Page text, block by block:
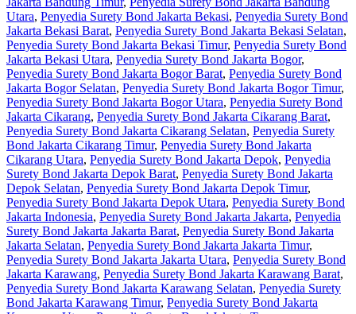
Utara, Penyedia Surety Bond Jakarta Bekasi, Penyedia Surety Bond
Jakarta Bekasi Barat, Penyedia Surety Bond Jakarta Bekasi Selatan,
Penyedia Surety Bond Jakarta Bekasi Timur, Penyedia Surety Bond
Jakarta Bekasi Utara, Penyedia Surety Bond Jakarta Bogor,
Penyedia Surety Bond Jakarta Bogor Barat, Penyedia Surety Bond
Jakarta Bogor Selatan, Penyedia Surety Bond Jakarta Bogor Timur,
Penyedia Surety Bond Jakarta Bogor Utara, Penyedia Surety Bond
Jakarta Cikarang, Penyedia Surety Bond Jakarta Cikarang Barat,
Penyedia Surety Bond Jakarta Cikarang Selatan, Penyedia Surety
Bond Jakarta Cikarang Timur, Penyedia Surety Bond Jakarta
Cikarang Utara, Penyedia Surety Bond Jakarta Depok, Penyedia
Surety Bond Jakarta Depok Barat, Penyedia Surety Bond Jakarta
Depok Selatan, Penyedia Surety Bond Jakarta Depok Timur,
Penyedia Surety Bond Jakarta Depok Utara, Penyedia Surety Bond
Jakarta Indonesia, Penyedia Surety Bond Jakarta Jakarta, Penyedia
Surety Bond Jakarta Jakarta Barat, Penyedia Surety Bond Jakarta
Jakarta Selatan, Penyedia Surety Bond Jakarta Jakarta Timur,
Penyedia Surety Bond Jakarta Jakarta Utara, Penyedia Surety Bond
Jakarta Karawang, Penyedia Surety Bond Jakarta Karawang Barat,
Penyedia Surety Bond Jakarta Karawang Selatan, Penyedia Surety
Bond Jakarta Karawang Timur, Penyedia Surety Bond Jakarta